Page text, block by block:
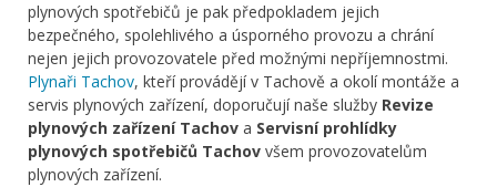
plynových spotřebičů je pak předpokladem jejich
bezpečného, spolehlivého a úsporného provozu a chrání
nejen jejich provozovatele před možnými nepříjemnostmi.
Plynaři Tachov, kteří provádějí v Tachově a okolí montáže a
servis plynových zařízení, doporučují naše služby Revize
plynových zařízení Tachov a Servisní prohlídky
plynových spotřebičů Tachov všem provozovatelům
plynových zařízení.